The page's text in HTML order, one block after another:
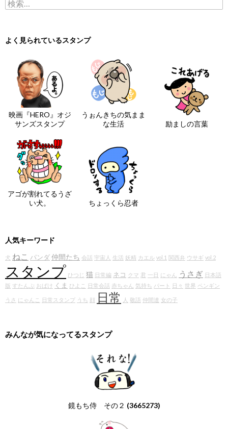
検索:
よく見られているスタンプ
映画『HERO』オジ
サンズスタンプ
うぉんきちの気まま
な生活
励ましの言葉
アゴが割れてるうざ
い犬。
ちょっくら忍者
人気キーワード
犬 ねこ パンダ 仲間たち 会話 宇宙人 生活 妖精 カエル vol.1 関西弁 ウサギ vol.2
スタンプ ひつじ 猫 日常編 ネコ クマ 君 一日 にゃん うさぎ 日本語
版 すたんぷ おばけ くま ひよこ 日常会話 赤ちゃん 気持ち パート 日々 世界 ペンギン
うさ にゃんこ 日常スタンプ うち 顔 日常 人 敬語 仲間達 女の子
みんなが気になってるスタンプ
鏡もち侍 その２ (3665273)